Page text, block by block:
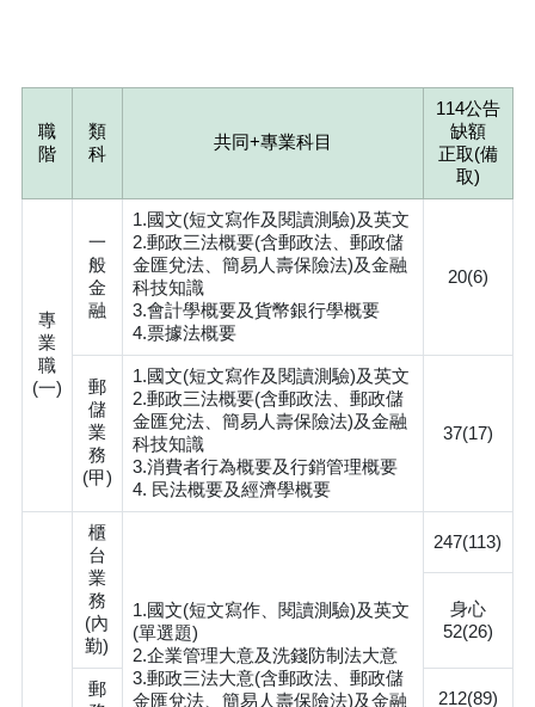
職
階
類
科
共同+專業科目
114公告
缺額
正取(備
取)
專
業
職
(一)
一
般
金
融
1.國文(短文寫作及閱讀測驗)及英文
2.郵政三法概要(含郵政法、郵政儲
金匯兌法、簡易人壽保險法)及金融
科技知識
3.會計學概要及貨幣銀行學概要
4.票據法概要
20(6)
郵
儲
業
務
(甲)
1.國文(短文寫作及閱讀測驗)及英文
2.郵政三法概要(含郵政法、郵政儲
金匯兌法、簡易人壽保險法)及金融
科技知識
3.消費者行為概要及行銷管理概要
4. 民法概要及經濟學概要
37(17)
櫃
台
業
務
(內
勤)
1.國文(短文寫作、閱讀測驗)及英文
(單選題)
2.企業管理大意及洗錢防制法大意
3.郵政三法大意(含郵政法、郵政儲
金匯兌法、簡易人壽保險法)及金融
247(113)
身心
52(26)
郵
212(89)